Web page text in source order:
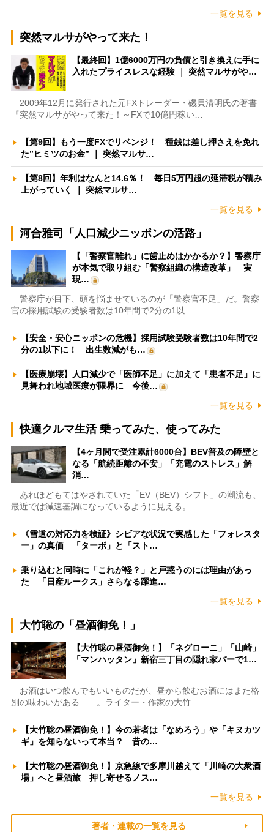
一覧を見る
突然マルサがやって来た！
【最終回】1億6000万円の負債と引き換えに手に
入れたプライスレスな経験 ｜ 突然マルサがや…
2009年12月に発行された元FXトレーダー・磯貝清明氏の著書
『突然マルサがやって来た！～FXで10億円稼い…
【第9回】もう一度FXでリベンジ！ 種銭は差し押さえを免れ
た”ヒミツのお金” ｜ 突然マルサ…
【第8回】年利はなんと14.6％！ 毎日5万円超の延滞税が積み
上がっていく ｜ 突然マルサ…
一覧を見る
河合雅司「人口減少ニッポンの活路」
【「警察官離れ」に歯止めはかかるか？】警察庁
が本気で取り組む「警察組織の構造改革」 実
現…
警察庁が目下、頭を悩ませているのが「警察官不足」だ。警察
官の採用試験の受験者数は10年間で2分の1以…
【安全・安心ニッポンの危機】採用試験受験者数は10年間で2
分の1以下に！ 出生数減がも…
【医療崩壊】人口減少で「医師不足」に加えて「患者不足」に
見舞われ地域医療が限界に 今後…
一覧を見る
快適クルマ生活 乗ってみた、使ってみた
【4ヶ月間で受注累計6000台】BEV普及の障壁と
なる「航続距離の不安」「充電のストレス」解
消…
あれほどもてはやされていた「EV（BEV）シフト」の潮流も、
最近では減速基調になっているように見える。…
《雪道の対応力を検証》シビアな状況で実感した「フォレスタ
ー」の真価 「ターボ」と「スト…
乗り込むと同時に「これが軽？」と戸惑うのには理由があっ
た 「日産ルークス」さらなる躍進…
一覧を見る
大竹聡の「昼酒御免！」
【大竹聡の昼酒御免！】「ネグローニ」「山崎」
「マンハッタン」新宿三丁目の隠れ家バーで1…
お酒はいつ飲んでもいいものだが、昼から飲むお酒にはまた格
別の味わいがある――。ライター・作家の大竹…
【大竹聡の昼酒御免！】今の若者は「なめろう」や「キヌカツ
ギ」を知らないって本当？ 昔の…
【大竹聡の昼酒御免！】京急線で多摩川越えて「川崎の大衆酒
場」へと昼酒旅 押し寄せるノス…
一覧を見る
著者・連載の一覧を見る